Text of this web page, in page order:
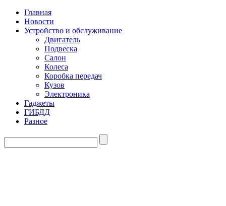
Главная
Новости
Устройство и обслуживание
Двигатель
Подвеска
Салон
Колеса
Коробка передач
Кузов
Электроника
Гаджеты
ГИБДД
Разное